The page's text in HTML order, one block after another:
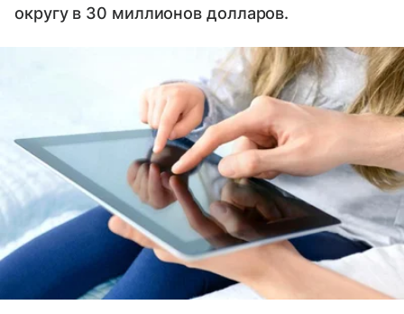
округу в 30 миллионов долларов.